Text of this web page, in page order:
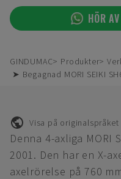
HÖR
GINDUMAC Produkter
➤ Begagnad MORI SEIKI
Visa på originalspråket
Denna 4-axliga MORI
2001. Den har en X-
axelrörelse på 760